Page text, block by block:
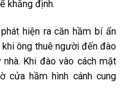
khẳng định.
hiện ra căn hầm bí ẩn
ông thuê người đến đào
Khi đào vào cách mặt
cửa hầm hình cánh cung